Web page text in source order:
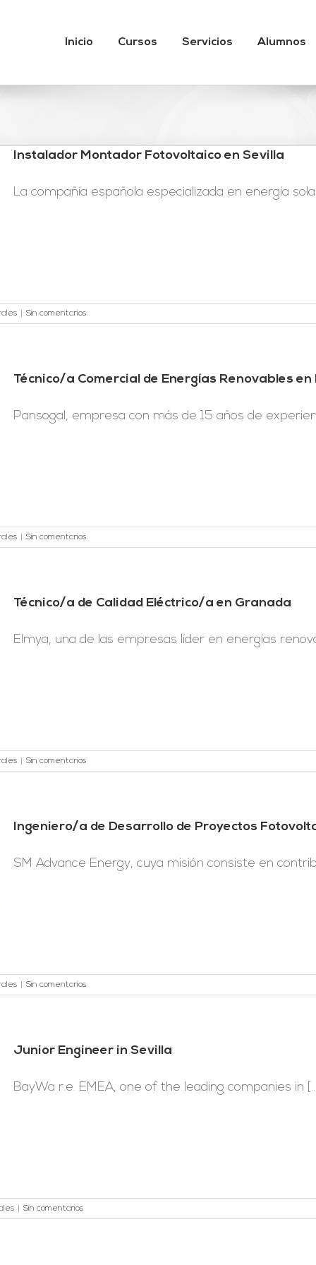
Inicio Cursos Servicios Alumnos
Instalador Montador Fotovoltaico en Sevilla
La compañía española especializada en energía
Sin comentarios
Técnico/a Comercial de Energías Renovables
Pansogal, empresa con más de 15 años de
Sin comentarios
Técnico/a de Calidad Eléctrico/a en Granada
Elmya, una de las empresas líder en energías
Sin comentarios
Ingeniero/a de Desarrollo de Proyectos
SM Advance Energy, cuya misión consiste en
Sin comentarios
Junior Engineer in Sevilla
BayWa r.e. EMEA, one of the leading companies in [...]
Sin comentarios